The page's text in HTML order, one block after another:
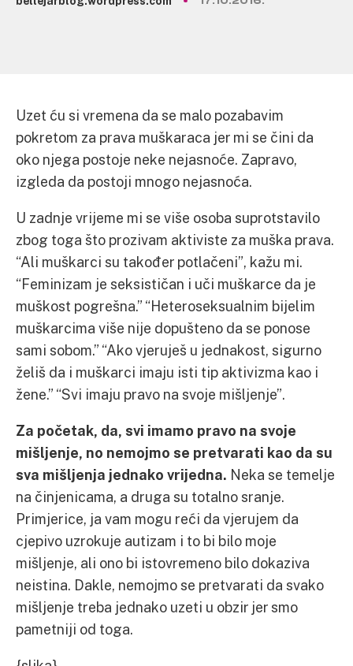
Uzet ću si vremena da se malo pozabavim
pokretom za prava muškaraca jer mi se čini da
oko njega postoje neke nejasnoće. Zapravo,
izgleda da postoji mnogo nejasnoća.
U zadnje vrijeme mi se više osoba suprotstavilo
zbog toga što prozivam aktiviste za muška prava.
“Ali muškarci su također potlačeni”, kažu mi.
“Feminizam je seksističan i uči muškarce da je
muškost pogrešna.” “Heteroseksualnim bijelim
muškarcima više nije dopušteno da se ponose
sami sobom.” “Ako vjeruješ u jednakost, sigurno
želiš da i muškarci imaju isti tip aktivizma kao i
žene.” “Svi imaju pravo na svoje mišljenje”.
Za početak, da, svi imamo pravo na svoje
mišljenje, no nemojmo se pretvarati kao da su
sva mišljenja jednako vrijedna. Neka se temelje
na činjenicama, a druga su totalno sranje.
Primjerice, ja vam mogu reći da vjerujem da
cjepivo uzrokuje autizam i to bi bilo moje
mišljenje, ali ono bi istovremeno bilo dokaziva
neistina. Dakle, nemojmo se pretvarati da svako
mišljenje treba jednako uzeti u obzir jer smo
pametniji od toga.